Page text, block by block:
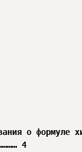
о формуле
4